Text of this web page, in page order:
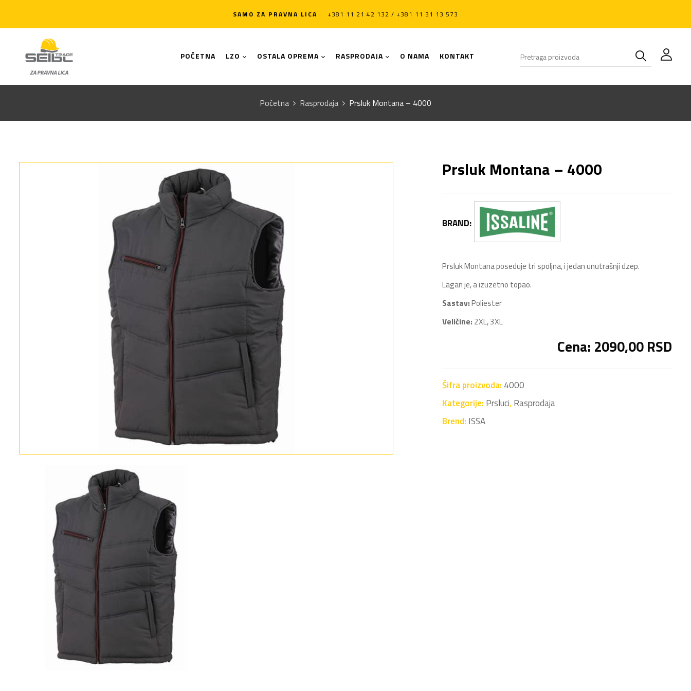
SAMO ZA PRAVNA LICA +381 11 21 42 132 / +381 11 31 13 573
POČETNA LZO OSTALA OPREMA RASPRODAJA O NAMA KONTAKT
Početna Rasprodaja Prsluk Montana – 4000
Prsluk Montana – 4000
BRAND:
Prsluk Montana poseduje tri spoljna, i jedan unutrašnji dzep.
Lagan je, a izuzetno topao.
Sastav:Poliester
Veličine: 2XL, 3XL
Cena: 2090,00 RSD
Šifra proizvoda: 4000
Kategorije: Prsluci,Rasprodaja
Brend: ISSA